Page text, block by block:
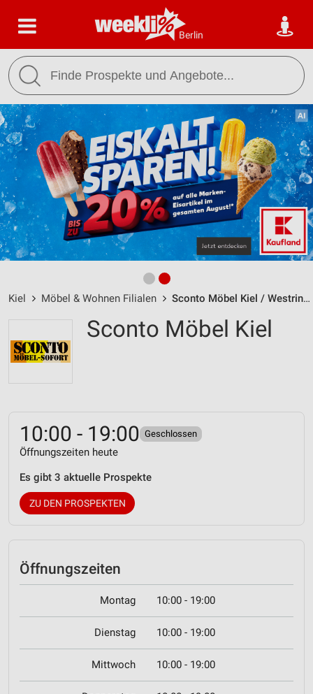
Berlin
Kiel Möbel & Wohnen Filialen Sconto Möbel Kiel / Westring 3 - Öffnungszeiten & Adresse
Sconto Möbel Kiel
10:00 - 19:00 Geschlossen
Öffnungszeiten heute
Es gibt 3 aktuelle Prospekte
ZU DEN PROSPEKTEN
Öffnungszeiten
Montag 10:00 - 19:00
Dienstag 10:00 - 19:00
Mittwoch 10:00 - 19:00